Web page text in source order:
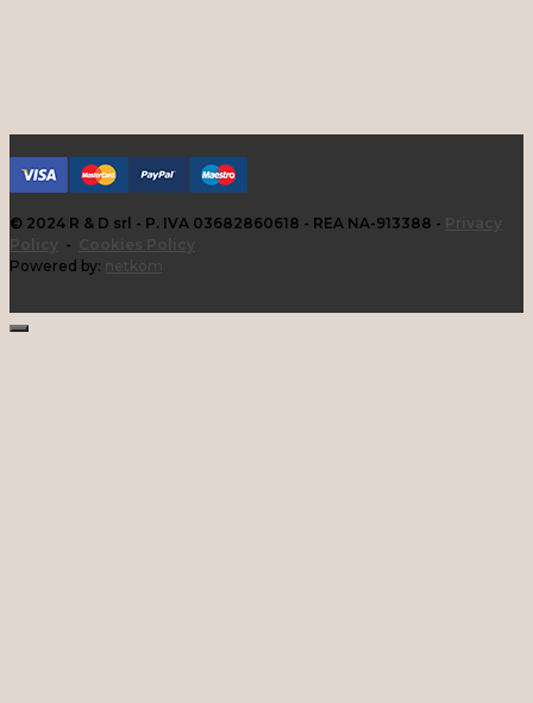
© 2024 R & D srl - P. IVA 03682860618 - REA NA-913388 -
-
Powered by: